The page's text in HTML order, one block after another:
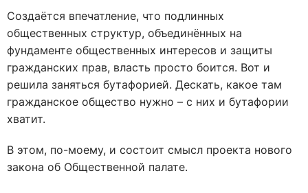
Создаётся впечатление, что подлинных
общественных структур, объединённых на
фундаменте общественных интересов и защиты
гражданских прав, власть просто боится. Вот и
решила заняться бутафорией. Дескать, какое там
гражданское общество нужно – с них и бутафории
хватит.
В этом, по-моему, и состоит смысл проекта нового
закона об Общественной палате.